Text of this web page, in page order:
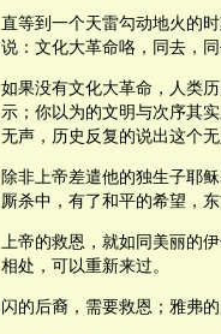
直等到一个天雷勾动地火的
说：文化大革命咯，同去，
如果没有文化大革命，人类
示；你以为的文明与次序其
无声，历史反复的说出这个无
除非上帝差遣他的独生子耶
厮杀中，有了和平的希望，东
上帝的救恩，就如同美丽的
相处，可以重新来过。
闪的后裔，需要救恩；雅弗